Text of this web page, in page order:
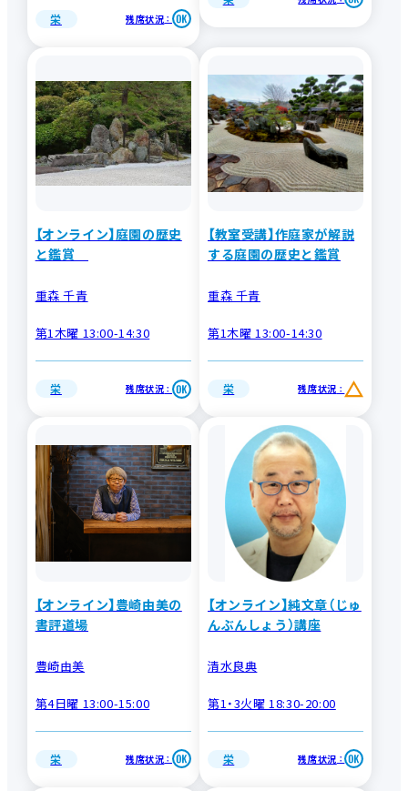
栄 残席状況 ：
【オンライン】庭園の歴史
と鑑賞
重森 千青
第1木曜 13:00-14:30
栄 残席状況 ：
【教室受講】作庭家が解説
する庭園の歴史と鑑賞
重森 千青
第1木曜 13:00-14:30
栄 残席状況 ：
【オンライン】豊崎由美の
書評道場
豊崎由美
第4日曜 13:00-15:00
栄 残席状況 ：
【オンライン】純文章（じゅ
んぶんしょう）講座
清水良典
第1・3火曜 18:30-20:00
栄 残席状況 ：